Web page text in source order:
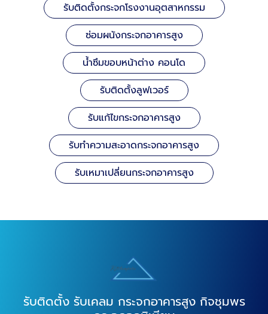
รับติดตั้งกระจกโรงงานอุตสาหกรรม
ซ่อมผนังกระจกอาคารสูง
น้ำซึมขอบหน้าต่าง คอนโด
รับติดตั้งลูฟเวอร์
รับแก้ไขกระจกอาคารสูง
รับทำความสะอาดกระจกอาคารสูง
รับเหมาเปลี่ยนกระจกอาคารสูง
รับติดตั้ง รับเคลม กระจกอาคารสูง กิจชุมพร